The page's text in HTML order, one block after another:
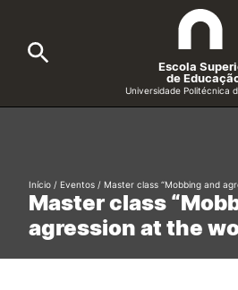
Cursos
Candidatos
Escola
de
Universidade Politécnica
Formative Offer
Master class
agression at the
Início / Eventos / Master class “Mobbing and